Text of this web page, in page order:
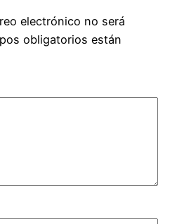
electrónico no será
obligatorios están